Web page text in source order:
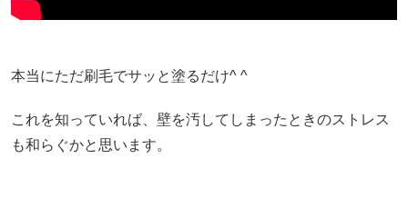
本当にただ刷毛でサッと塗るだけ^ ^
これを知っていれば、壁を汚してしまったときのストレス
も和らぐかと思います。